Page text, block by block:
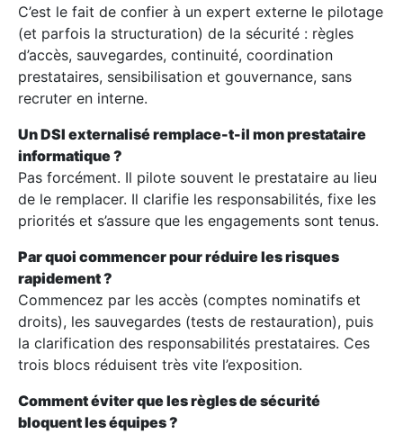
C’est le fait de confier à un expert externe le pilotage
(et parfois la structuration) de la sécurité : règles
d’accès, sauvegardes, continuité, coordination
prestataires, sensibilisation et gouvernance, sans
recruter en interne.
Un DSI externalisé remplace-t-il mon prestataire
informatique ?
Pas forcément. Il pilote souvent le prestataire au lieu
de le remplacer. Il clarifie les responsabilités, fixe les
priorités et s’assure que les engagements sont tenus.
Par quoi commencer pour réduire les risques
rapidement ?
Commencez par les accès (comptes nominatifs et
droits), les sauvegardes (tests de restauration), puis
la clarification des responsabilités prestataires. Ces
trois blocs réduisent très vite l’exposition.
Comment éviter que les règles de sécurité
bloquent les équipes ?